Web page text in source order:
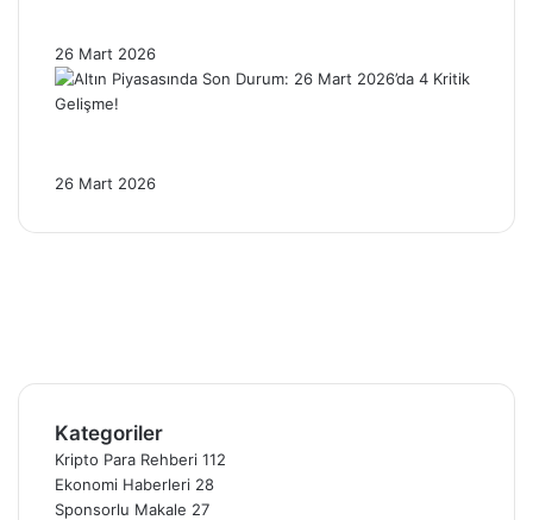
26 Mart 2026
26 Mart 2026
Kategoriler
Kripto Para Rehberi 112
Ekonomi Haberleri 28
Sponsorlu Makale 27